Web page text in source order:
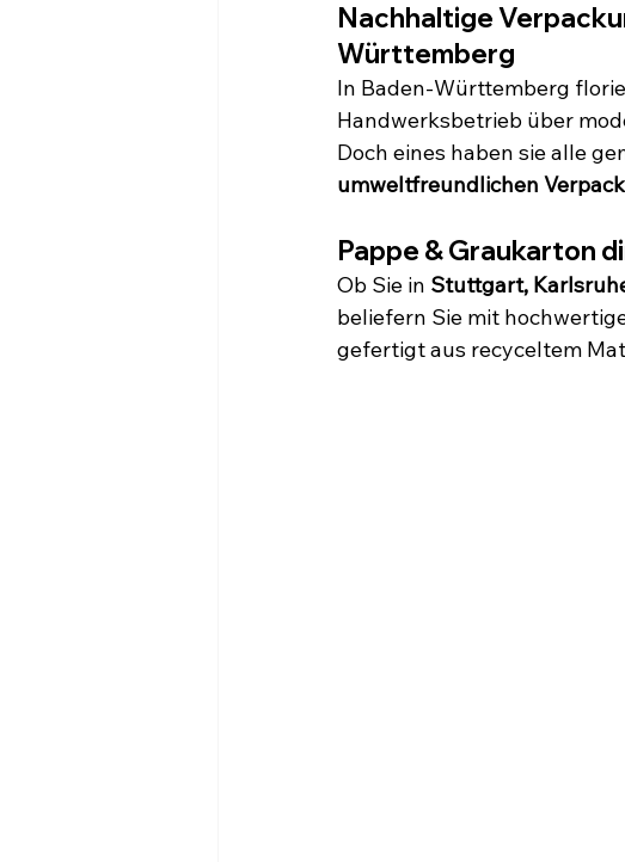
Nachhaltige
Württemberg
In Baden-Württemberg
Handwerksbetrieb über
Doch eines haben sie alle
umweltfreundlichen
Pappe & Graukarton
Ob Sie in Stuttgart,
beliefern Sie mit
gefertigt aus recyceltem